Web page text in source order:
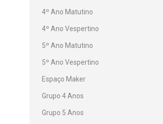
4º Ano Matutino
4º Ano Vespertino
5º Ano Matutino
5º Ano Vespertino
Espaço Maker
Grupo 4 Anos
Grupo 5 Anos